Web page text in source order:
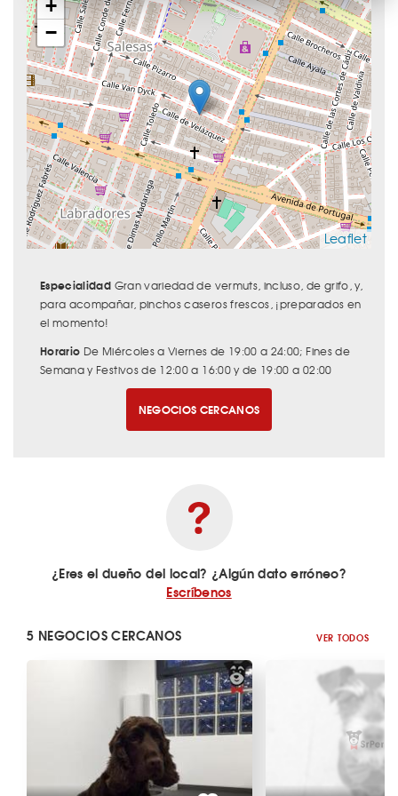
+
−
Leaflet
Especialidad Gran variedad de vermuts, incluso, de grifo, y,
para acompañar, pinchos caseros frescos, ¡preparados en
el momento!
Horario De Miércoles a Viernes de 19:00 a 24:00; Fines de
Semana y Festivos de 12:00 a 16:00 y de 19:00 a 02:00
NEGOCIOS CERCANOS
¿Eres el dueño del local? ¿Algún dato erróneo?
Escríbenos
5 NEGOCIOS CERCANOS VER TODOS